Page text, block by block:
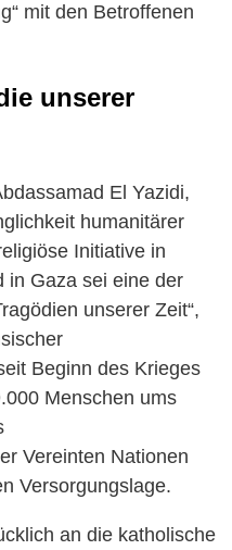
mit den Betroffenen
unserer
El Yazidi,
humanitärer
Initiative in
in Gaza sei eine der
unserer Zeit“,
Beginn des Krieges
Menschen ums
Vereinten Nationen
Versorgungslage.
an die katholische